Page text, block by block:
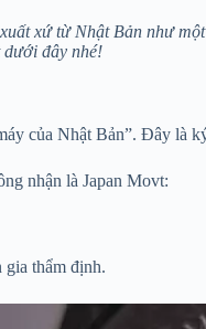
xứ từ Nhật Bản như
dưới đây nhé!
của Nhật Bản”. Đây là
nhận là Japan Movt:
thẩm định.